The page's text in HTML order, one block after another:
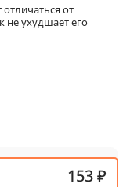
от
не ухудшает его
153 ₽